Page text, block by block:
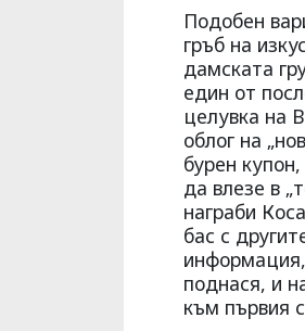
Подобен
гръб на
дамската
един от
целувка на
облог на
бурен
да влезе в
награби
бас с
поднася, и
към първия